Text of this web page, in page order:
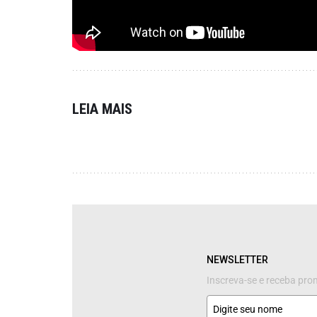
LEIA MAIS
NEWSLETTER
Inscreva-se e receba